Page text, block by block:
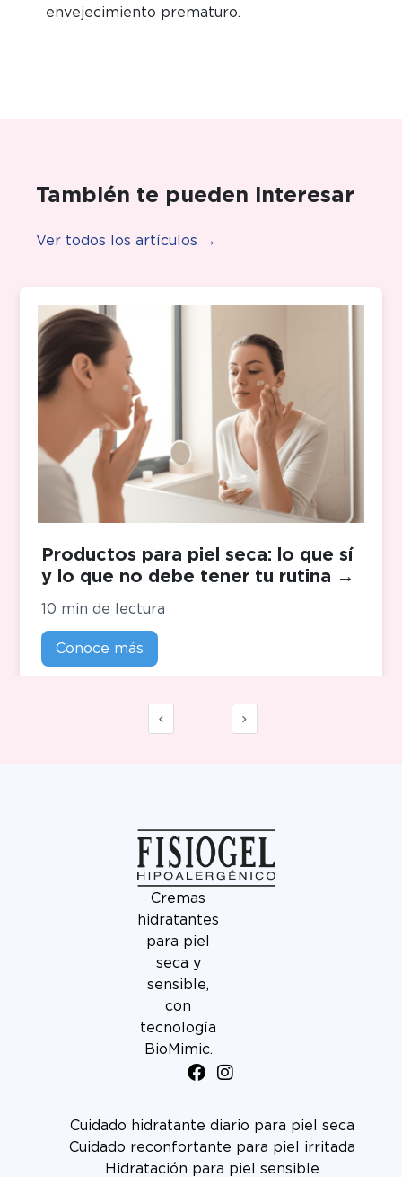
envejecimiento prematuro.
También te pueden interesar
Ver todos los artículos →
Productos para piel seca: lo que sí
y lo que no debe tener tu rutina →
10 min de lectura
Conoce más
Cremas
hidratantes
para piel
seca y
sensible,
con
tecnología
BioMimic.
Cuidado hidratante diario para piel seca
Cuidado reconfortante para piel irritada
Hidratación para piel sensible